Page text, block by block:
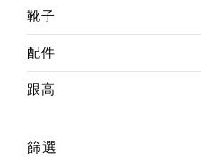
靴子
配件
跟高
篩選